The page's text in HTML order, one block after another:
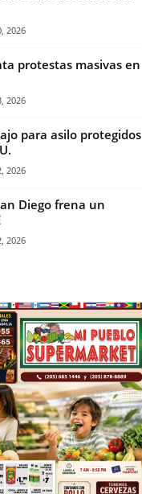
2026
protestas masivas en
2026
para asilo protegidos
2026
Diego frena un
2026